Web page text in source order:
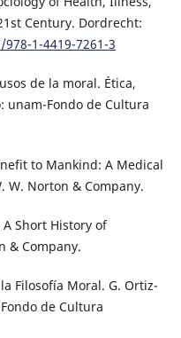
Century. Dordrecht:
1-4419-7261-3
de la moral. Ética,
unam-Fondo de Cultura
to Mankind: A Medical
W. Norton & Company.
Short History of
& Company.
Filosofía Moral. G. Ortiz-
de Cultura